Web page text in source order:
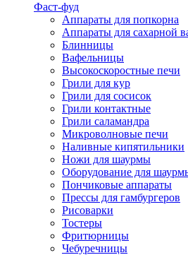
Фаст-фуд
Аппараты для попкорна
Аппараты для сахарной
Блинницы
Вафельницы
Высокоскоростные печи
Грили для кур
Грили для сосисок
Грили контактные
Грили саламандра
Микроволновые печи
Наливные кипятильники
Ножи для шаурмы
Оборудование для
Пончиковые аппараты
Прессы для гамбургеров
Рисоварки
Тостеры
Фритюрницы
Чебуречницы